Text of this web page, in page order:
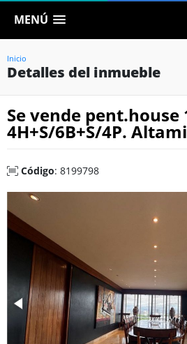
MENÚ
Inicio
Detalles del inmueble
Se vende pent.house
4H+S/6B+S/4P.
Código: 8199798